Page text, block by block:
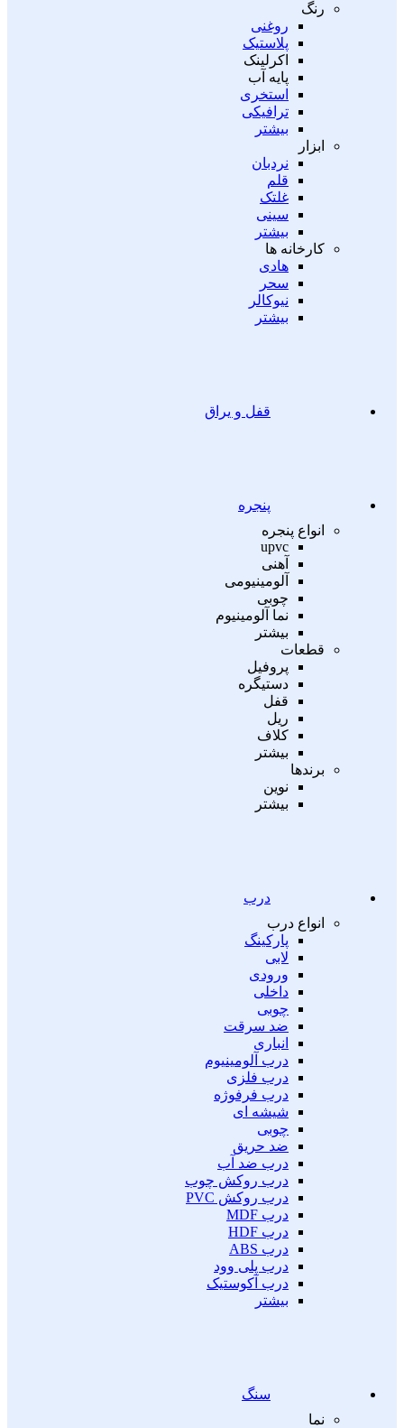
رنگ
روغنی
پلاستیک
اکرلینک
پایه آب
استخری
ترافیکی
بیشتر
ابزار
نردبان
قلم
غلتک
سینی
بیشتر
کارخانه ها
هادی
سحر
نیوکالر
بیشتر
قفل و یراق
پنجره
انواع پنجره
upvc
آهنی
آلومینیومی
چوبی
نما آلومینیوم
بیشتر
قطعات
پروفیل
دستیگره
قفل
ریل
کلاف
بیشتر
برندها
نوین
بیشتر
درب
انواع درب
پارکینگ
لابی
ورودی
داخلی
چوبی
ضد سرقت
انباری
درب آلومینیوم
درب فلزی
درب فرفوژه
شیشه ای
چوبی
ضد حریق
درب ضد آب
درب روکش چوب
درب روکش PVC
درب MDF
درب HDF
درب ABS
درب پلی وود
درب آکوستیک
بیشتر
سنگ
نما